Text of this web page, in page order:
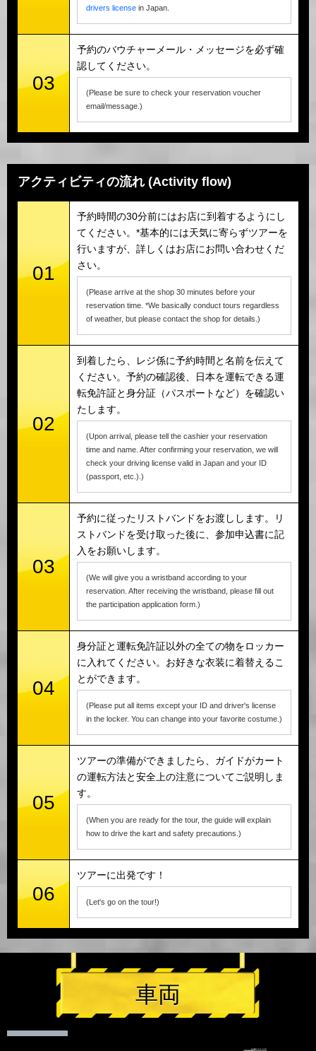
drivers license in Japan.
03
予約のバウチャーメール・メッセージを必ず確
認してください。
(Please be sure to check your reservation voucher
email/message.)
アクティビティの流れ (Activity flow)
01
予約時間の30分前にはお店に到着するようにし
てください。*基本的には天気に寄らずツアーを
行いますが、詳しくはお店にお問い合わせくだ
さい。
(Please arrive at the shop 30 minutes before your
reservation time. *We basically conduct tours regardless
of weather, but please contact the shop for details.)
02
到着したら、レジ係に予約時間と名前を伝えて
ください。予約の確認後、日本を運転できる運
転免許証と身分証（パスポートなど）を確認い
たします。
(Upon arrival, please tell the cashier your reservation
time and name. After confirming your reservation, we will
check your driving license valid in Japan and your ID
(passport, etc.).)
03
予約に従ったリストバンドをお渡しします。リ
ストバンドを受け取った後に、参加申込書に記
入をお願いします。
(We will give you a wristband according to your
reservation. After receiving the wristband, please fill out
the participation application form.)
04
身分証と運転免許証以外の全ての物をロッカー
に入れてください。お好きな衣装に着替えるこ
とができます。
(Please put all items except your ID and driver's license
in the locker. You can change into your favorite costume.)
05
ツアーの準備ができましたら、ガイドがカート
の運転方法と安全上の注意についてご説明しま
す。
(When you are ready for the tour, the guide will explain
how to drive the kart and safety precautions.)
06
ツアーに出発です！
(Let's go on the tour!)
車両